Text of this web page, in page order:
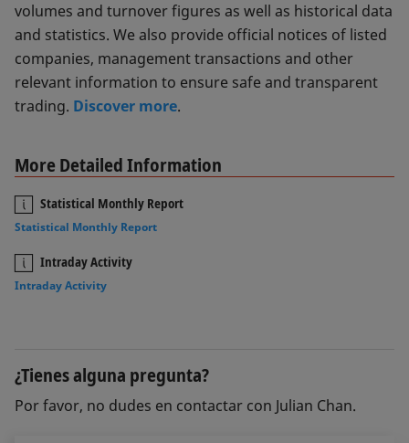
volumes and turnover figures as well as historical data
and statistics. We also provide official notices of listed
companies, management transactions and other
relevant information to ensure safe and transparent
trading. Discover more.
More Detailed Information
Statistical Monthly Report
Statistical Monthly Report
Intraday Activity
Intraday Activity
¿Tienes alguna pregunta?
Por favor, no dudes en contactar con Julian Chan.